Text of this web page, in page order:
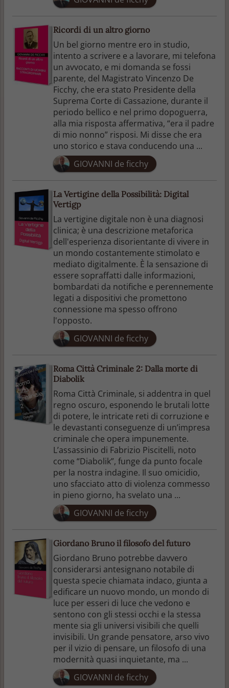
Ricordi di un altro giorno
Un bel giorno mentre ero in studio,
intento a scrivere e a lavorare, mi telefona
un avvocato, e mi domanda se fossi
parente, del Magistrato Vincenzo De
Ficchy, che era stato Presidente della
Suprema Corte di Cassazione, durante il
periodo bellico e nel primo dopoguerra,
alla mia risposta affermativa, “era il padre
di mio nonno” risposi. Mi disse che era
uno storico e stava conducendo una ...
GIOVANNI de ficchy
La Vertigine della Possibilità: Digital
Vertigp
La vertigine digitale non è una diagnosi
clinica; è una descrizione metaforica
dell'esperienza disorientante di vivere in
un mondo costantemente stimolato e
mediato digitalmente. È la sensazione di
essere sopraffatti dalle informazioni,
bombardati da notifiche e perennemente
legati a dispositivi che promettono
connessione ma spesso offrono
l'opposto.
GIOVANNI de ficchy
Roma Città Criminale 2: Dalla morte di
Diabolik
Roma Città Criminale, si addentra in quel
regno oscuro, esponendo le brutali lotte
di potere, le intricate reti di corruzione e
le devastanti conseguenze di un’impresa
criminale che opera impunemente.
L’assassinio di Fabrizio Piscitelli, noto
come “Diabolik”, funge da punto focale
per la nostra indagine. Il suo omicidio,
uno sfacciato atto di violenza commesso
in pieno giorno, ha svelato una ...
GIOVANNI de ficchy
Giordano Bruno il filosofo del futuro
Giordano Bruno potrebbe davvero
considerarsi antesignano notabile di
questa specie chiamata indaco, giunta a
edificare un nuovo mondo, un mondo di
luce per esseri di luce che vedono e
sentono con gli stessi occhi e la stessa
mente sia gli universi visibili che quelli
invisibili. Un grande pensatore, arso vivo
per il vizio di pensare, un filosofo di una
modernità quasi inquietante, ma ...
GIOVANNI de ficchy